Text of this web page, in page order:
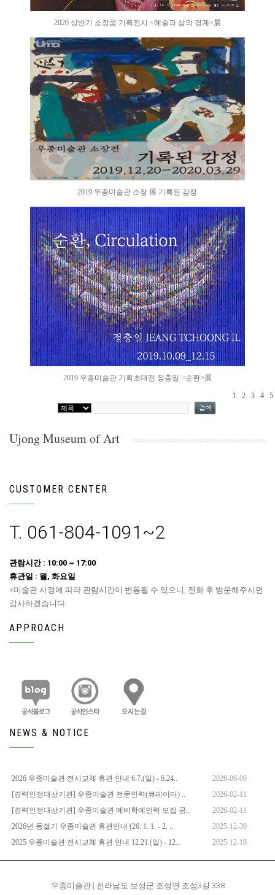
2020 상반기 소장품 기획전시 <예술과 삶의 경계>展
2019 우종미술관 소장 展 기록된 감정
2019 우종미술관 기획초대전 정충일 <순환>展
1 2 3 4 5
Ujong Museum of Art
CUSTOMER CENTER
T. 061-804-1091~2
관람시간 : 10:00 ~ 17:00
휴관일 : 월, 화요일
※미술관 사정에 따라 관람시간이 변동될 수 있으니, 전화 후 방문해주시면
감사하겠습니다.
APPROACH
NEWS & NOTICE
2026 우종미술관 전시교체 휴관 안내 6.7.(일) - 6.24..
2026-06-06
[경력인정대상기관] 우종미술관 전문인력(큐레이터) ..
2026-02-11
[경력인정대상기관] 우종미술관 예비학예인력 모집 공..
2026-02-11
2026년 동절기 우종미술관 휴관안내 (26. 1. 1. - 2. ..
2025-12-30
2025 우종미술관 전시교체 휴관 안내 12.21.(일) - 12..
2025-12-18
우종미술관 | 전라남도 보성군 조성면 조성3길 338